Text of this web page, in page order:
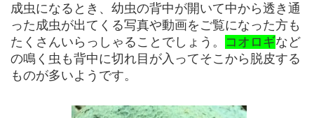
成虫になるとき、幼虫の背中が開いて中から透き通
った成虫が出てくる写真や動画をご覧になった方も
たくさんいらっしゃることでしょう。
コオロギなど
の鳴く虫も背中に切れ目が入ってそこから脱皮する
ものが多いようです。